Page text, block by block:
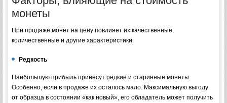
монеты
При продаже монет на цену повлияет их качественные,
количественные и другие характеристики.
Редкость
Наибольшую прибыль принесут редкие и старинные монеты.
Особенно, если в продаже их осталось мало. Максимальную выгоду
от образца в состоянии «как новый», его обладатель может получить